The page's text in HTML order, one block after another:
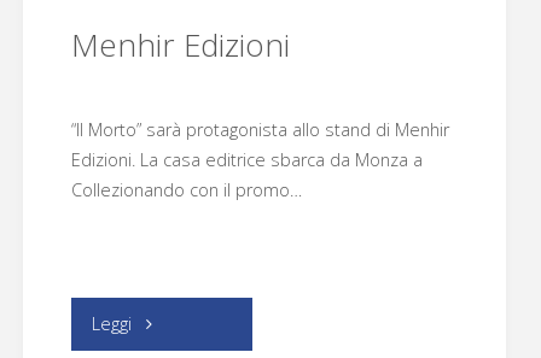
Menhir Edizioni
“Il Morto” sarà protagonista allo stand di Menhir
Edizioni. La casa editrice sbarca da Monza a
Collezionando con il promo…
Leggi "Menhir